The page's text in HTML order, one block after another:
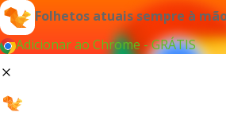
Folhetos atuais sempre à
Adicionar ao Chrome - GRÁTIS